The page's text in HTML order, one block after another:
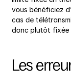
vous bénéficiez
cas de
donc plutôt fixée
Les